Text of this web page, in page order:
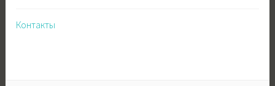
Контакты